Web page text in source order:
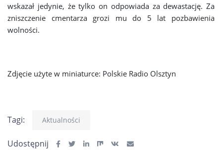
wskazał jedynie, że tylko on odpowiada za dewastację. Za
zniszczenie cmentarza grozi mu do 5 lat pozbawienia
wolności.
Zdjęcie użyte w miniaturce: Polskie Radio Olsztyn
Tagi: Aktualności
Udostępnij